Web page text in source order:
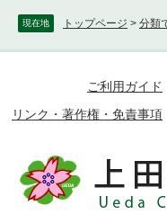
現在地 トップページ > 分類
ご利用ガイド
リンク・著作権・免責事項